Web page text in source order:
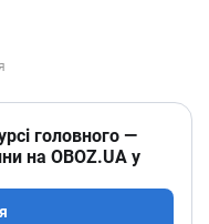
головного —
на OBOZ.UA у